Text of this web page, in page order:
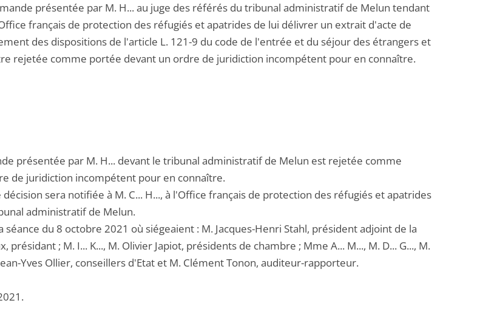
présentée par M. H... au juge des référés du tribunal administratif de Melun tendant
français de protection des réfugiés et apatrides de lui délivrer un extrait d'acte de
des dispositions de l'article L. 121-9 du code de l'entrée et du séjour des étrangers et
rejetée comme portée devant un ordre de juridiction incompétent pour en connaître.
présentée par M. H... devant le tribunal administratif de Melun est rejetée comme
de juridiction incompétent pour en connaître.
sera notifiée à M. C... H..., à l'Office français de protection des réfugiés et apatrides
administratif de Melun.
séance du 8 octobre 2021 où siégeaient : M. Jacques-Henri Stahl, président adjoint de la
présidant ; M. I... K..., M. Olivier Japiot, présidents de chambre ; Mme A... M..., M. D... G..., M.
Jean-Yves Ollier, conseillers d'Etat et M. Clément Tonon, auditeur-rapporteur.